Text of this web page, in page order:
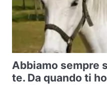
Abbiamo sempre
te. Da quando ti